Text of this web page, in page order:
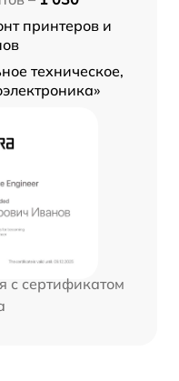
принтеров и
техническое,
с сертификатом